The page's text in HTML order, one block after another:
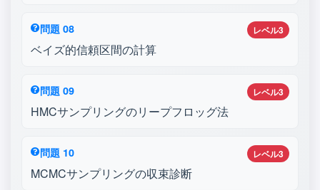
レベル3
問題 08
ベイズ的信頼区間の計算
レベル3
問題 09
HMCサンプリングのリープフロッグ法
レベル3
問題 10
MCMCサンプリングの収束診断